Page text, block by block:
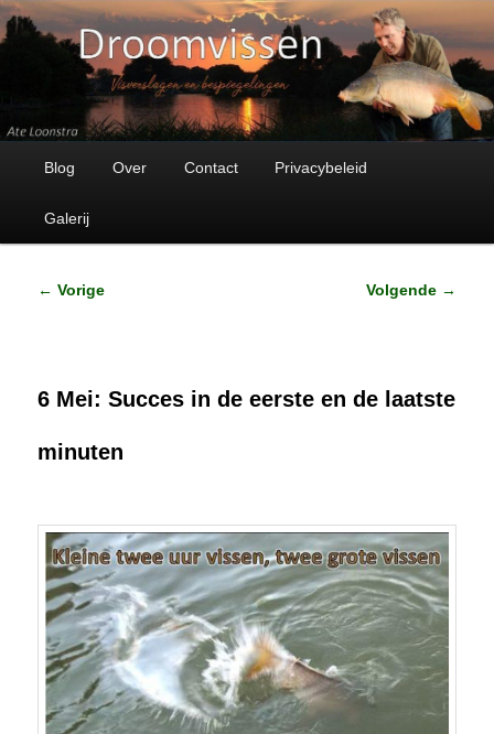
Droomvissen
Visverhalen en bespiegelingen
Spring
naar
Blog Over Contact Privacybeleid
Galerij
Bericht
← Vorige Volgende →
6 Mei: Succes in de eerste en de laatste
minuten